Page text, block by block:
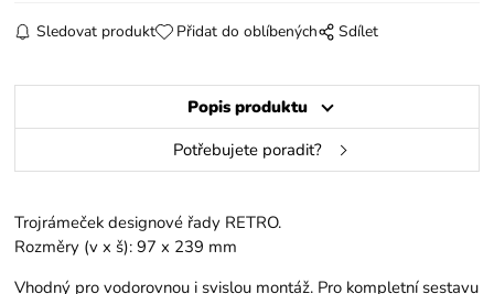
Sledovat produkt Přidat do oblíbených Sdílet
Popis produktu
Potřebujete poradit?
Trojrámeček designové řady RETRO.
Rozměry (v x š): 97 x 239 mm
Vhodný pro vodorovnou i svislou montáž. Pro kompletní sestavu